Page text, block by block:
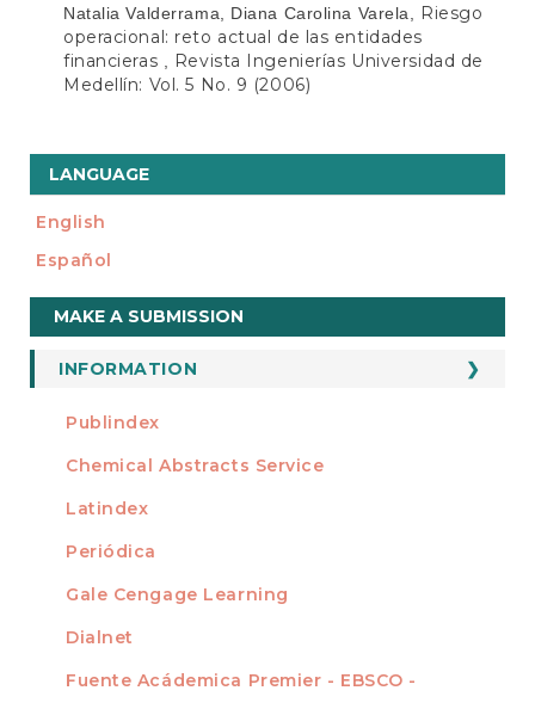
Natalia Valderrama, Diana Carolina Varela,
Riesgo
operacional: reto actual de las entidades
financieras
Revista Ingenierías Universidad de
Medellín: Vol. 5 No. 9 (2006)
LANGUAGE
English
Español
Make
a
Submission
MAKE A SUBMISSION
INFORMATION
For Readers
For Librarians
INDEXADA EN
Publindex
Chemical Abstracts Service
Latindex
Periódica
Gale Cengage Learning
Dialnet
Fuente Acádemica Premier - EBSCO -